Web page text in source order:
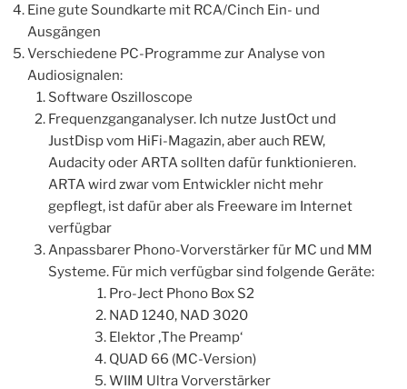
Eine gute Soundkarte mit RCA/Cinch Ein- und
Ausgängen
Verschiedene PC-Programme zur Analyse von
Audiosignalen:
Software Oszilloscope
Frequenzganganalyser. Ich nutze JustOct und
JustDisp vom HiFi-Magazin, aber auch REW,
Audacity oder ARTA sollten dafür funktionieren.
ARTA wird zwar vom Entwickler nicht mehr
gepflegt, ist dafür aber als Freeware im Internet
verfügbar
Anpassbarer Phono-Vorverstärker für MC und MM
Systeme. Für mich verfügbar sind folgende Geräte:
Pro-Ject Phono Box S2
NAD 1240, NAD 3020
Elektor ‚The Preamp‘
QUAD 66 (MC-Version)
WIIM Ultra Vorverstärker